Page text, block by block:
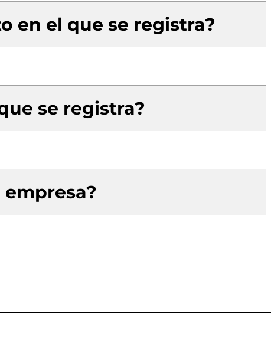
en el que se registra?
se registra?